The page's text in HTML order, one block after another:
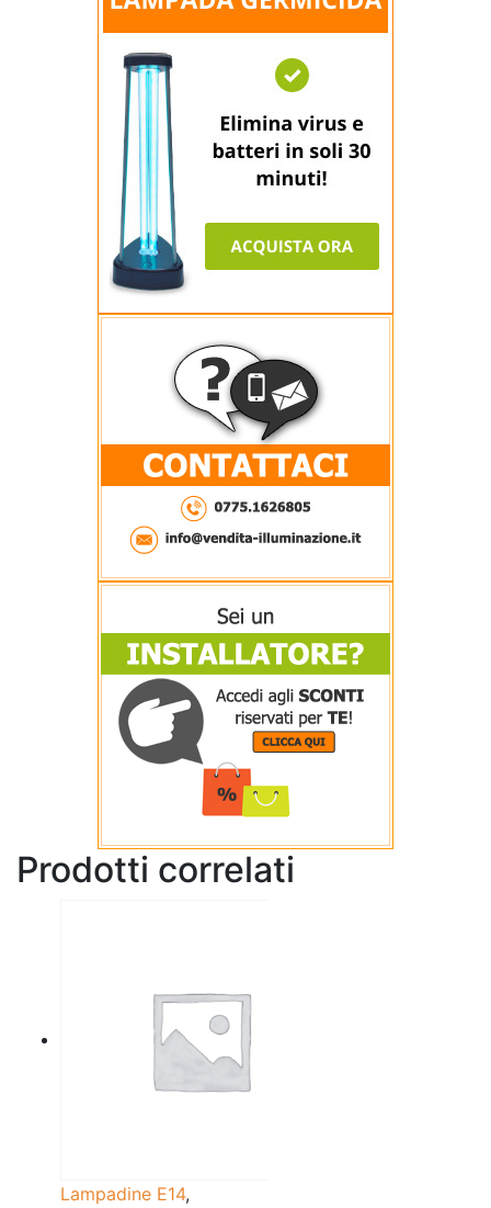
Prodotti correlati
Lampadine E14,